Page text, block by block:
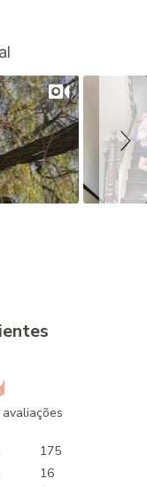
175
16